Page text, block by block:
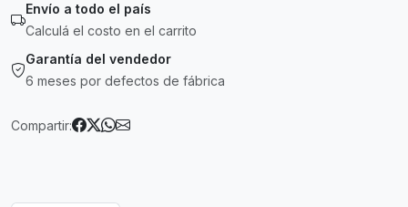
Envío a todo el país
Calculá el costo en el carrito
Garantía del vendedor
6 meses por defectos de fábrica
Compartir: